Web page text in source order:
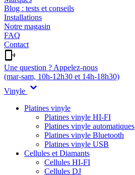
Blog : tests et conseils
Installations
Notre magasin
FAQ
Contact
Une question ? Appelez-nous
(mar-sam, 10h-12h30 et 14h-18h30)
Vinyle
Platines vinyle
Platines vinyle HI-FI
Platines vinyle automatiques
Platines vinyle Bluetooth
Platines vinyle USB
Cellules et Diamants
Cellules HI-FI
Cellules DJ